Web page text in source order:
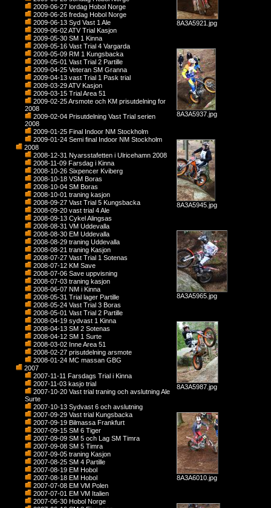
2009-06-27 lordag Hobol Norge
2009-06-26 fredag Hobol Norge
2009-06-13 Syd Vast 1 Ale
2009-06-02 ATV Trial Kasjon
2009-05-30 SM 1 Kinna
2009-05-16 Vast Trial 4 Vargarda
2009-05-09 RM 1 Kungsbacka
2009-05-01 Vast Trial 2 Partille
2009-04-25 Veteran SM Granna
2009-04-13 vast Trial 1 Pask trial
2009-03-29 ATV Kasjon
2009-03-15 Trial Area 51
2009-02-25 Arsmote och KM prisutdelning for
2008
2009-02-04 Prisutdelning Vast Trial serien
2008
2009-01-25 Final Indoor NM Stockholm
2009-01-24 Semi final Indoor NM Stockholm
2008
2008-12-31 Nyarsstafetten i Ulricehamn 2008
2008-11-09 Farsdag i Kinna
2008-10-26 Sixpencer Kviberg
2008-10-18 VSM Boras
2008-10-04 SM Boras
2008-10-01 traning kasjon
2008-09-27 Vast Trial 5 Kungsbacka
2008-09-20 vast trial 4 Ale
2008-09-13 Cykel Alingsas
2008-08-31 VM Uddevalla
2008-08-30 EM Uddevalla
2008-08-29 traning Uddevalla
2008-08-21 traning Kasjon
2008-07-27 Vast Trial 1 Sotenas
2008-07-12 KM Save
2008-07-06 Save uppvisning
2008-07-03 traning kasjon
2008-06-07 NM i Kinna
2008-05-31 Trial lager Partille
2008-05-24 Vast Trial 3 Boras
2008-05-01 Vast Trial 2 Partille
2008-04-19 sydvast 1 Kinna
2008-04-13 SM 2 Sotenas
2008-04-12 SM 1 Surte
2008-03-02 Inne Area 51
2008-02-27 prisutdelning arsmote
2008-01-24 MC massan GBG
2007
2007-11-11 Farsdags Trial i Kinna
2007-11-03 kasjo trial
2007-10-20 Vast trial traning och avslutning Ale
Surte
2007-10-13 Sydvast 6 och avslutning
2007-09-29 Vast trial Kungsbacka
2007-09-19 Bilmassa Frankfurt
2007-09-15 SM 6 Tiger
2007-09-09 SM 5 och Lag SM Timra
2007-09-08 SM 5 Timra
2007-09-05 traning Kasjon
2007-08-25 SM 4 Partille
2007-08-19 EM Hobol
2007-08-18 EM Hobol
2007-07-08 EM VM Polen
2007-07-01 EM VM Italien
2007-06-30 Hobol Norge
8A3A5921.jpg
8A3A5937.jpg
8A3A5945.jpg
8A3A5965.jpg
8A3A5987.jpg
8A3A6010.jpg